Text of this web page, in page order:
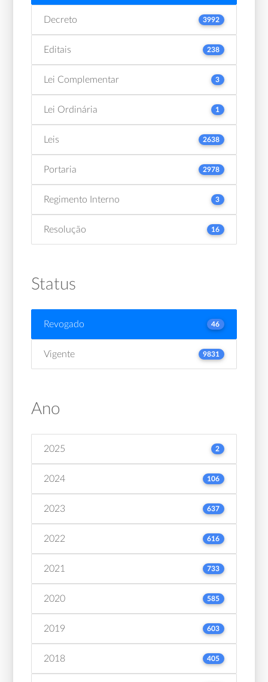
Decreto 3992
Editais 238
Lei Complementar 3
Lei Ordinária 1
Leis 2638
Portaria 2978
Regimento Interno 3
Resolução 16
Status
Revogado 46
Vigente 9831
Ano
2025 2
2024 106
2023 637
2022 616
2021 733
2020 585
2019 603
2018 405